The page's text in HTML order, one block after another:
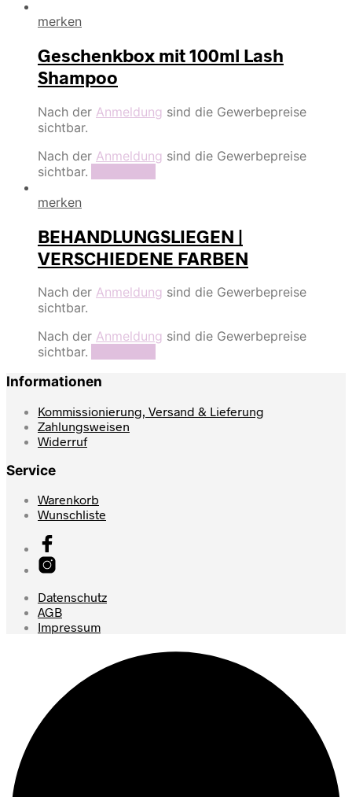
merken
Geschenkbox mit 100ml Lash
Shampoo
Nach der Anmeldung sind die Gewerbepreise
sichtbar.
Nach der Anmeldung sind die Gewerbepreise
sichtbar.
merken
BEHANDLUNGSLIEGEN |
VERSCHIEDENE FARBEN
Nach der Anmeldung sind die Gewerbepreise
sichtbar.
Nach der Anmeldung sind die Gewerbepreise
sichtbar.
Informationen
Kommissionierung, Versand & Lieferung
Zahlungsweisen
Widerruf
Service
Warenkorb
Wunschliste
Datenschutz
AGB
Impressum